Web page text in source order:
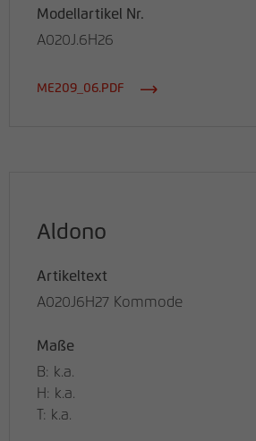
Modellartikel Nr.
A020J.6H26
ME209_06.PDF
Aldono
Artikeltext
A020J6H27 Kommode
Maße
B: k.a.
H: k.a.
T: k.a.